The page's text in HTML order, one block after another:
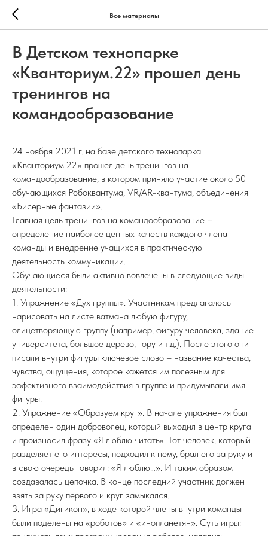
Все материалы
В Детском технопарке
«Кванториум.22» прошел день
тренингов на
командообразование
24 ноября 2021 г. на базе детского технопарка
«Кванториум.22» прошел день тренингов на
командообразование, в котором приняло участие около 50
обучающихся Робоквантума, VR/AR-квантума, объединения
«Бисерные фантазии».
Главная цель тренингов на командообразование –
определение наиболее ценных качеств каждого члена
команды и внедрение учащихся в практическую
деятельность коммуникации.
Обучающиеся были активно вовлечены в следующие виды
деятельности:
1. Упражнение «Дух группы». Участникам предлагалось
нарисовать на листе ватмана любую фигуру,
олицетворяющую группу (например, фигуру человека, здание
университета, большое дерево, гору и т.д.). После этого они
писали внутри фигуры ключевое слово – название качества,
чувства, ощущения, которое кажется им полезным для
эффективного взаимодействия в группе и придумывали имя
фигуры.
2. Упражнение «Образуем круг». В начале упражнения был
определен один доброволец, который выходил в центр круга
и произносил фразу «Я люблю читать». Тот человек, который
разделяет его интересы, подходил к нему, брал его за руку и
в свою очередь говорил: «Я люблю…». И таким образом
создавалась цепочка. В конце последний участник должен
взять за руку первого и круг замыкался.
3. Игра «Дигикон», в ходе которой члены внутри команды
были поделены на «роботов» и «инопланетян». Суть игры: